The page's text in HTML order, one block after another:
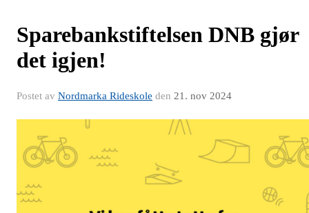
Sparebankstiftelsen DNB gjør
det igjen!
Postet av Nordmarka Rideskole den 21. nov 2024